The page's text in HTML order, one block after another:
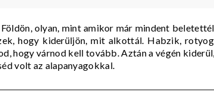
olyan, mint amikor már mindent
hogy kiderüljön, mit alkottál. Habzik,
hogy várnod kell tovább. Aztán a végén
volt az alapanyagokkal.